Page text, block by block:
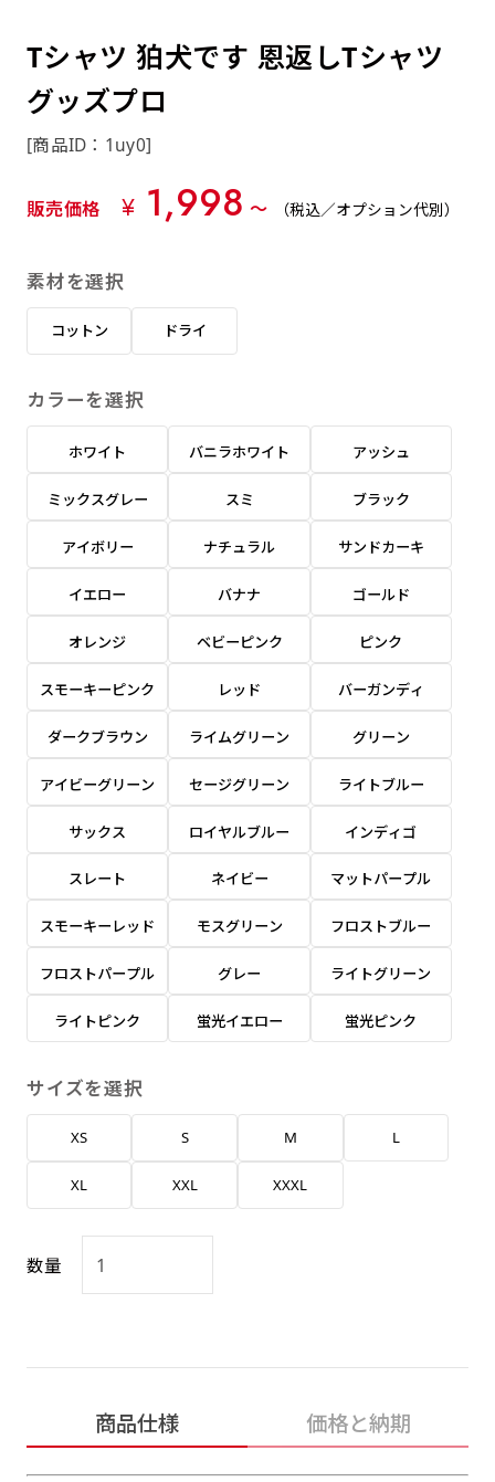
Tシャツ 狛犬です 恩返しTシャツ
グッズプロ
[商品ID：1uy0]
販売価格 ¥ 1,998 〜 （税込／オプション代別）
素材を選択
コットン ドライ
カラーを選択
ホワイト バニラホワイト アッシュ
ミックスグレー スミ ブラック
アイボリー ナチュラル サンドカーキ
イエロー バナナ ゴールド
オレンジ ベビーピンク ピンク
スモーキーピンク レッド バーガンディ
ダークブラウン ライムグリーン グリーン
アイビーグリーン セージグリーン ライトブルー
サックス ロイヤルブルー インディゴ
スレート ネイビー マットパープル
スモーキーレッド モスグリーン フロストブルー
フロストパープル グレー ライトグリーン
ライトピンク 蛍光イエロー 蛍光ピンク
サイズを選択
XS S M L
XL XXL XXXL
数量
商品仕様 価格と納期
つくった、◯◯のぼり」の様に曖昧でも構い
ません。
リピート（要画像確認）［ +298円 ］
弊社よりJPG画像をお送りします。ご確認のお
入稿（AI／PSD）
購入時の案内に沿って入稿してください。［
入稿（AI／PSD）（要画像確認）［ +298円
］
弊社よりJPG画像をお送りします。ご確認のお
返事を頂いたあとに製作開始いたします。
デザイン依頼［ +3,998円 ］
イルまたは、文章でお知らせください。
文字だけのぼり［ +1,298円 ］
ご購入時の案内に沿って、文字をご指定くだ
さい。
文字だけのぼり（要画像確認）［ +1,598円
弊社よりJPG画像をお送りします。ご確認のお
返事を頂いたあとに製作開始いたします。
する場合があります。
セル不可となります。
名入れ［+999円］
文字のみの名入れが可能です。
名入れ（要画像確認）［+1,298円］
弊社よりJPG画像をお送りします。ご確認のお
返事を頂いたあとに製作開始いたします。
ロゴ有り名入れ［ +1,498円］
ご購入時の案内にそって、デザイン画のファ
イルまたは、文章でお知らせください。
ロゴ有り名入れ（要画像確認）［ +1,798
円］
弊社よりJPG画像をお送りします。ご確認のお
返事を頂いたあとに製作開始いたします。
デザインの色や文字等が変更いただけます。
幅は標準サイズですが高さが30cm 低いです。
近距離の歩行者や、特に女性の目線を意識したい
スリム(45x180)
飾る場所に対して、標準サイズでは大きすぎると
感じる場合や、立てる本数を増やしたい場合はこ
ちらです。
幅が15cm 狭くなっておりスリムな印象を受けま
す。
コンパクト(45x150)
あまり一般的でないサイズですが最近、注文が増
コンビニさんなどで多いです。 お店の外観の邪魔
になりづらく、狭い範囲で沢山飾れます。
魔になりにくいのがポイントです。ハーフ用のポ
ールが必要です。
台座タイプ・吸盤タイプ・クリップタイプがござ
います。レジカウンターや商品棚にぴったりで
幅は標準サイズですが高さが30cm 低いです。
近距離の歩行者や、特に女性の目線を意識したい
スリム(180x45)
飾る場所に対して、標準サイズでは大きすぎると
感じる場合や、立てる本数を増やしたい場合はこ
ちらです。
幅が15cm 狭くなっておりスリムな印象を受けま
す。
コンパクト(150x45)
あまり一般的でないサイズですが最近、注文が増
コンビニさんなどで多いです。 お店の外観の邪魔
になりづらく、狭い範囲で沢山飾れます。
店内用です。お客さんの歩行や陳列した商品の邪
魔になりにくいのがポイントです。ハーフ用のポ
ールが必要です。
台座タイプ・吸盤タイプ・クリップタイプがござ
います。レジカウンターや商品棚にぴったりで
上下チチ
チチ無し
上左チチと
上右チチと
左棒袋縫い
右棒袋縫い
（上と右）
上棒袋縫い
（上のみ）
上下棒袋縫い
（上と下）
タペストリー
加工
※パイプ紐付き
その他
※備考欄に要望をお書きください
Aバナー用チチ
（上2下2）
上左右チチ
（上と左右）
ハトメ四隅
ハトメ上4つ
（+1営業日）
ハトメ上下4つ
（+1営業日）
上棒袋縫い
（上のみ）
（上のみ） その他
※備考欄に要望をお書きください
四辺補強
ポンジをやや厚くした生地です。ポンジと比
べると約2倍の厚みがあります。タペストリー
1本（2分割）の場合だと
文字の間にスリットが入ります